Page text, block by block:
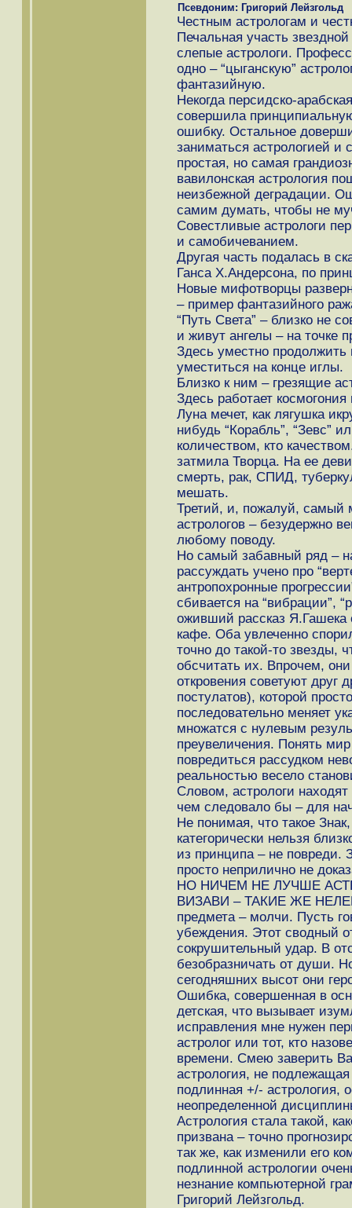
Псевдоним: Григорий Лейзгольд
Честным астрологам и
Печальная участь
слепые астрологи.
одно – “цыганскую”
фантазийную.
Некогда персидско-
совершила
ошибку. Остальное
заниматься астрологией и
простая, но самая
вавилонская астрология
неизбежной деградации.
самим думать, чтобы не
Совестливые астрологи
и самобичеванием.
Другая часть подалась в
Ганса Х.Андерсона, по
Новые мифотворцы
– пример фантазийного
“Путь Света” – близко не
и живут ангелы – на точке
Здесь уместно продолжить
уместиться на конце иглы.
Близко к ним – грезящие
Здесь работает
Луна мечет, как лягушка
нибудь “Корабль”, “Зевс”
количеством, кто
затмила Творца. На ее
смерть, рак, СПИД,
мешать.
Третий, и, пожалуй, самый
астрологов – безудержно
любому поводу.
Но самый забавный ряд –
рассуждать учено про
антропохронные
сбивается на “вибрации”,
оживший рассказ
кафе. Оба увлеченно
точно до такой-то звезды,
обсчитать их. Впрочем,
откровения советуют друг
постулатов), которой
последовательно меняет
множатся с нулевым
преувеличения. Понять
повредиться рассудком
реальностью весело
Словом, астрологи
чем следовало бы – для
Не понимая, что такое
категорически нельзя
из принципа – не повреди.
просто неприлично не
НО НИЧЕМ НЕ ЛУЧШЕ
ВИЗАВИ – ТАКИЕ ЖЕ
предмета – молчи. Пусть
убеждения. Этот сводный
сокрушительный удар. В
безобразничать от души.
сегодняшних высот они
Ошибка, совершенная в
детская, что вызывает
исправления мне нужен
астролог или тот, кто
времени. Смею заверить
астрология, не
подлинная +/- астрология,
неопределенной
Астрология стала такой,
призвана – точно
так же, как изменили его
подлинной астрологии
незнание компьютерной
Григорий Лейзгольд.